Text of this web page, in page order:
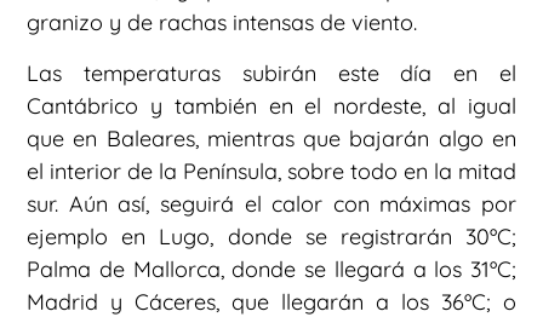
granizo y de rachas intensas de viento.
Las temperaturas subirán este día en el
Cantábrico y también en el nordeste, al igual
que en Baleares, mientras que bajarán algo en
el interior de la Península, sobre todo en la mitad
sur. Aún así, seguirá el calor con máximas por
ejemplo en Lugo, donde se registrarán 30ºC;
Palma de Mallorca, donde se llegará a los 31ºC;
Madrid y Cáceres, que llegarán a los 36ºC; o